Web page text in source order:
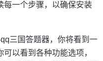
每一个步骤，以确保安装
三国答题器，你将看到一
以看到各种功能选项，